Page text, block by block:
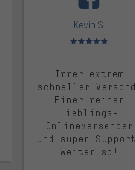
Kevin S.
Bewertungen: 5 von 5
Immer extrem
schneller
Einer meiner
Lieblings-
Onlineversender
und super
Weiter so!